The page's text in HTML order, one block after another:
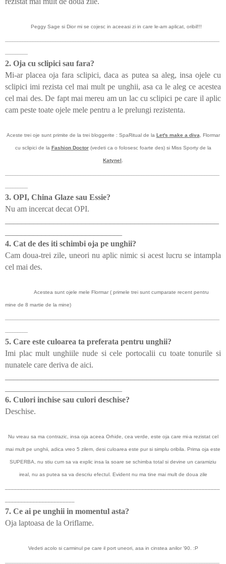
Peggy Sage si Dior mi se cojesc in aceeasi zi in care le-am aplicat, oribil!!!
2. Oja cu sclipici sau fara?
Mi-ar placea oja fara sclipici, daca as putea sa aleg, insa ojele cu
sclipici imi rezista cel mai mult pe unghii, asa ca le aleg ce acestea
cel mai des. De fapt mai mereu am un lac cu sclipici pe care il aplic
cam peste toate ojele mele pentru a le prelungi rezistenta.
Aceste trei oje sunt primite de la trei bloggerite : SpaRitual de la Let's make a diva , Flormar
cu sclipici de la Fashion Doctor(vedeti ca o folosesc foarte des) si Miss Sporty de la
Katynel
3. OPI, China Glaze sau Essie?
Nu am incercat decat OPI.
4. Cat de des iti schimbi oja pe unghii?
Cam doua-trei zile, uneori nu aplic nimic si acest lucru se intampla
cel mai des.
Acestea sunt ojele mele Flormar ( primele trei sunt cumparate recent pentru
mine de 8 martie de la mine)
5. Care este culoarea ta preferata pentru unghii?
Imi plac mult unghiile nude si cele portocalii cu toate tonurile si
nunatele care deriva de aici.
6. Culori inchise sau culori deschise?
Deschise.
Nu vreau sa ma contrazic, insa oja aceea Orhide, cea verde, este oja care mi-a rezistat cel
mai mult pe unghii, adica vreo 5 zilem, desi culoarea este pur si simplu oribila. Prima oja este
SUPERBA, nu stiu cum sa va explic insa la soare se schimba total si devine un caramiziu
ireal, nu as putea sa va descriu efectul. Evident nu ma tine mai mult de doua zile
7. Ce ai pe unghii in momentul asta?
Oja laptoasa de la Oriflame.
Vedeti acolo si carminul pe care il port uneori, asa in cinstea anilor '90. :P